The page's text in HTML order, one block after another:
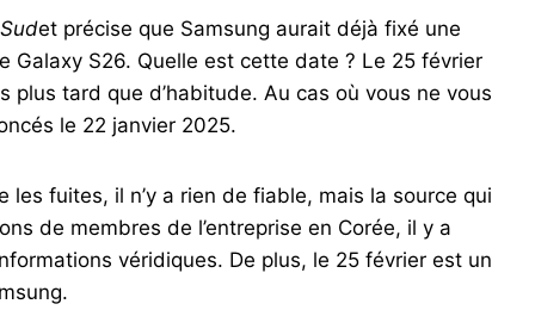
et précise que Samsung aurait déjà fixé une
S26. Quelle est cette date ? Le 25 février
tard que d’habitude. Au cas où vous ne vous
le 22 janvier 2025.
fuites, il n’y a rien de fiable, mais la source qui
de membres de l’entreprise en Corée, il y a
véridiques. De plus, le 25 février est un